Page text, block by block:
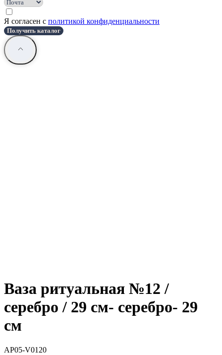
Я согласен с политикой конфиденциальности
Получить каталог
Ваза ритуальная №12 /
серебро / 29 см- серебро- 29
см
AP05-V0120